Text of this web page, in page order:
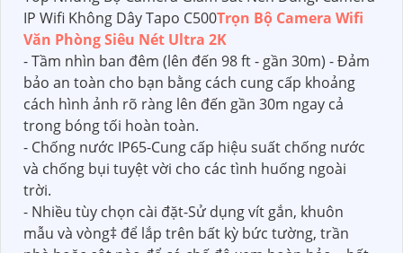
IP Wifi Không Dây Tapo C500Trọn Bộ Camera Wifi
Văn Phòng Siêu Nét Ultra 2K
- Tầm nhìn ban đêm (lên đến 98 ft - gần 30m) - Đảm
bảo an toàn cho bạn bằng cách cung cấp khoảng
cách hình ảnh rõ ràng lên đến gần 30m ngay cả
trong bóng tối hoàn toàn.
- Chống nước IP65-Cung cấp hiệu suất chống nước
và chống bụi tuyệt vời cho các tình huống ngoài
trời.
- Nhiều tùy chọn cài đặt-Sử dụng vít gắn, khuôn
mẫu và vòng‡ để lắp trên bất kỳ bức tường, trần